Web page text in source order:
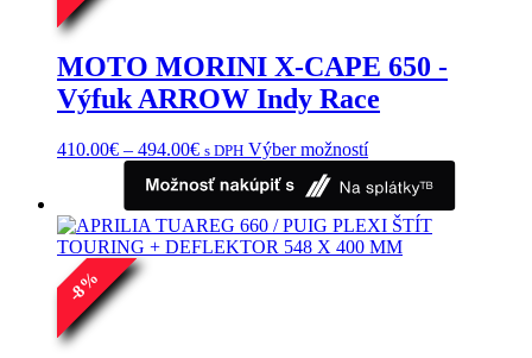
produktu.
MOTO MORINI X-CAPE 650 -
Výfuk ARROW Indy Race
410.00€ – 494.00€Price
410.00€
through
494.00€
s DPH Výber možnostíTento
má
viacero
variantov.
Možnosti
-
8
%